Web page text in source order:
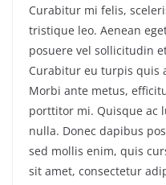
Curabitur mi felis,
tristique leo. Aenean
posuere vel sollicitudin
Curabitur eu turpis quis
Morbi ante metus,
porttitor mi. Quisque ac
nulla. Donec dapibus
sed mollis enim, quis
sit amet, consectetur